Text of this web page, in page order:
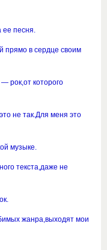
песня.
в сердце своим
которого
так.Для меня это
не
жанра,выходят мои